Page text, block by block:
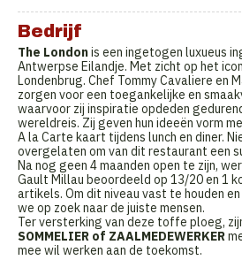
Bedrijf
The Londonis een ingetogen luxueus
Antwerpse Eilandje. Met zicht op het
Londenbrug. Chef Tommy Cavaliere en
zorgen voor een toegankelijke en
waarvoor zij inspiratie opdeden
wereldreis. Zij geven hun ideeën vorm
A la Carte kaart tijdens lunch en diner.
overgelaten om van dit restaurant een
Na nog geen 4 maanden open te zijn,
Gault Millau beoordeeld op 13/20 en 1
artikels. Om dit niveau vast te houden
we op zoek naar de juiste mensen.
Ter versterking van deze toffe ploeg,
SOMMELIER of ZAALMEDEWERKER
mee wil werken aan de toekomst.